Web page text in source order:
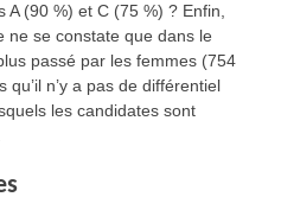
(90 %) et C (75 %) ? Enfin,
ne se constate que dans le
passé par les femmes (754
n’y a pas de différentiel
les candidates sont